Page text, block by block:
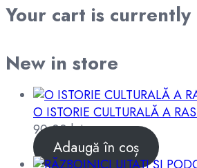
Your cart is currently
New in store
O ISTORIE CULTURALĂ A
90,00lei
Adaugă în coș